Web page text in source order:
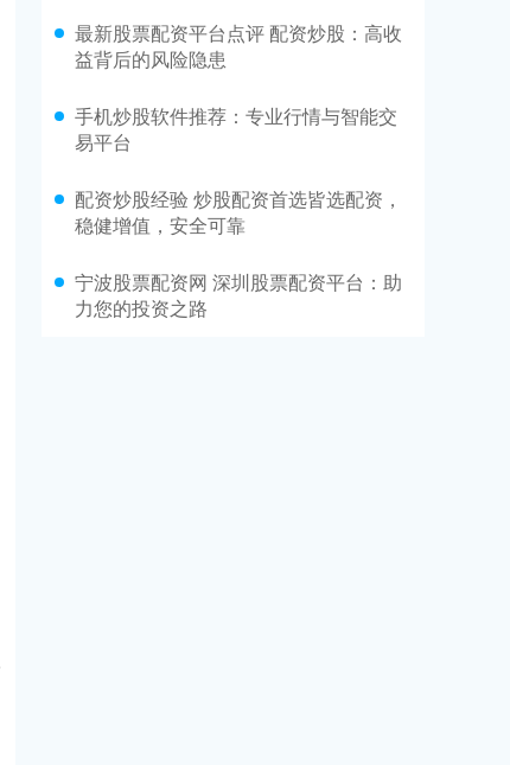
最新股票配资平台点评 配资炒股：高收
益背后的风险隐患
手机炒股软件推荐：专业行情与智能交
易平台
配资炒股经验 炒股配资首选皆选配资，
稳健增值，安全可靠
宁波股票配资网 深圳股票配资平台：助
力您的投资之路